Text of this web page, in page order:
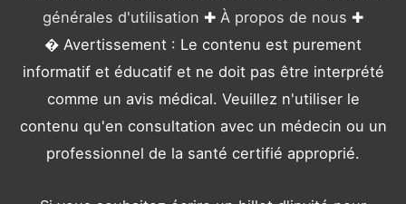
générales d'utilisation ✚ À propos de nous ✚
� Avertissement : Le contenu est purement
informatif et éducatif et ne doit pas être interprété
comme un avis médical. Veuillez n'utiliser le
contenu qu'en consultation avec un médecin ou un
professionnel de la santé certifié approprié.